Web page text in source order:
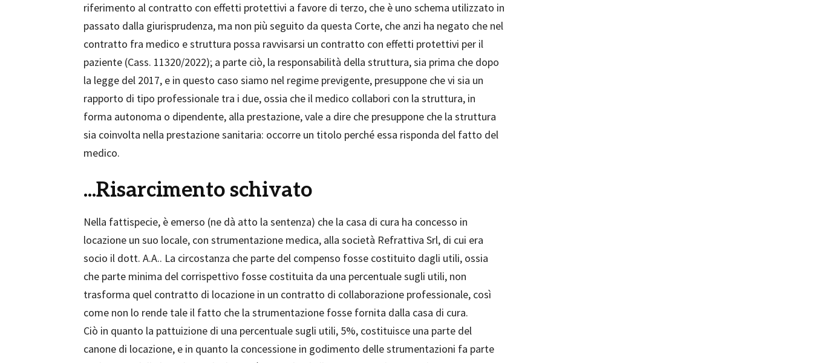
riferimento al contratto con effetti protettivi a favore di terzo, che è uno schema utilizzato in
passato dalla giurisprudenza, ma non più seguito da questa Corte, che anzi ha negato che nel
contratto fra medico e struttura possa ravvisarsi un contratto con effetti protettivi per il
paziente (Cass. 11320/2022); a parte ciò, la responsabilità della struttura, sia prima che dopo
la legge del 2017, e in questo caso siamo nel regime previgente, presuppone che vi sia un
rapporto di tipo professionale tra i due, ossia che il medico collabori con la struttura, in
forma autonoma o dipendente, alla prestazione, vale a dire che presuppone che la struttura
sia coinvolta nella prestazione sanitaria: occorre un titolo perché essa risponda del fatto del
medico.
...Risarcimento schivato
Nella fattispecie, è emerso (ne dà atto la sentenza) che la casa di cura ha concesso in
locazione un suo locale, con strumentazione medica, alla società Refrattiva Srl, di cui era
socio il dott. A.A.. La circostanza che parte del compenso fosse costituito dagli utili, ossia
che parte minima del corrispettivo fosse costituita da una percentuale sugli utili, non
trasforma quel contratto di locazione in un contratto di collaborazione professionale, così
come non lo rende tale il fatto che la strumentazione fosse fornita dalla casa di cura.
Ciò in quanto la pattuizione di una percentuale sugli utili, 5%, costituisce una parte del
canone di locazione, e in quanto la concessione in godimento delle strumentazioni fa parte